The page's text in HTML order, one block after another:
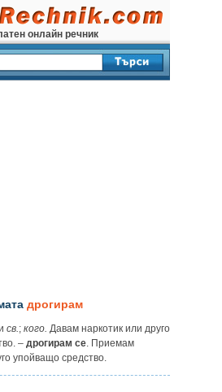
онлайн речник
дрогирам
св.; кого. Давам наркотик или друго
– дрогирам се. Приемам
упойващо средство.